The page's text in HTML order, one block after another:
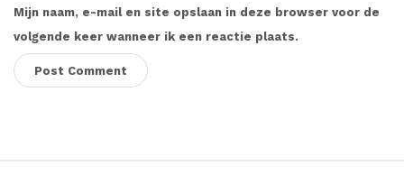
Mijn naam, e-mail en site opslaan in deze browser voor de
volgende keer wanneer ik een reactie plaats.